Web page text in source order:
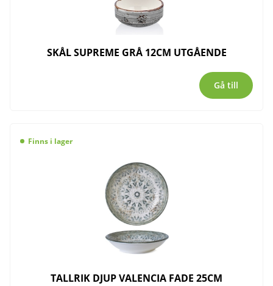
SKÅL SUPREME GRÅ 12CM UTGÅENDE
Gå till
Finns i lager
TALLRIK DJUP VALENCIA FADE 25CM